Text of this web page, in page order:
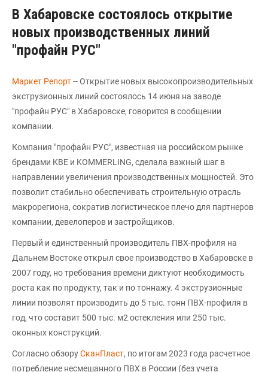
В Хабаровске состоялось открытие
новых производственных линий
"профайн РУС"
Маркет Репорт-- Открытие новых высокопроизводительных
экструзионных линий состоялось 14 июня на заводе
"профайн РУС" в Хабаровске, говорится в сообщении
компании.
Компания "профайн РУС", известная на российском рынке
брендами KBE и KOMMERLING, сделала важный шаг в
направлении увеличения производственных мощностей. Это
позволит стабильно обеспечивать строительную отрасль
макрорегиона, сократив логистическое плечо для партнеров
компании, девелоперов и застройщиков.
Первый и единственный производитель ПВХ-профиля на
Дальнем Востоке открыл свое производство в Хабаровске в
2007 году, но требования времени диктуют необходимость
роста как по продукту, так и по тоннажу. 4 экструзионные
линии позволят производить до 5 тыс. тонн ПВХ-профиля в
год, что составит 500 тыс. м2 остекления или 250 тыс.
оконных конструкций.
Согласно обзоруСканПласт, по итогам 2023 года расчетное
потребление несмешанного ПВХ в России (без учета